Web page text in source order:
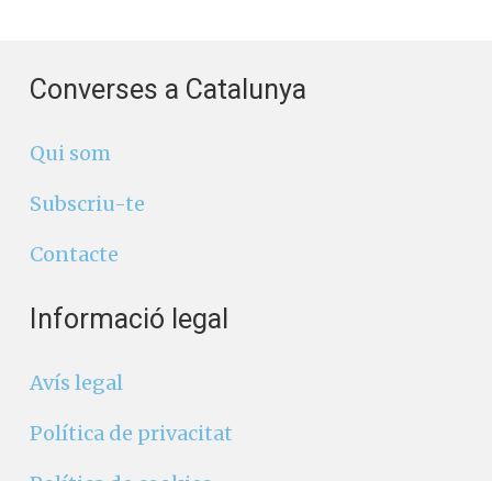
Converses a Catalunya
Qui som
Subscriu-te
Contacte
Informació legal
Avís legal
Política de privacitat